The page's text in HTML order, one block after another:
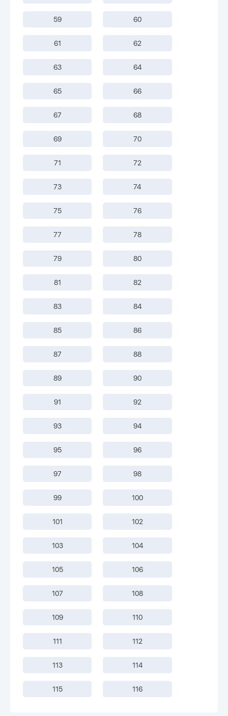
59 60
61 62
63 64
65 66
67 68
69 70
71 72
73 74
75 76
77 78
79 80
81 82
83 84
85 86
87 88
89 90
91 92
93 94
95 96
97 98
99 100
101 102
103 104
105 106
107 108
109 110
111 112
113 114
115 116